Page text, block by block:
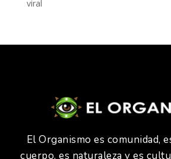
viral
El Organismo es comunidad,
cuerpo, es naturaleza y es